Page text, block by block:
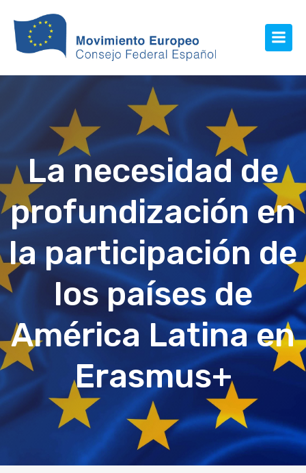
La necesidad de
profundización en
la participación de
los países de
América Latina en
Erasmus+